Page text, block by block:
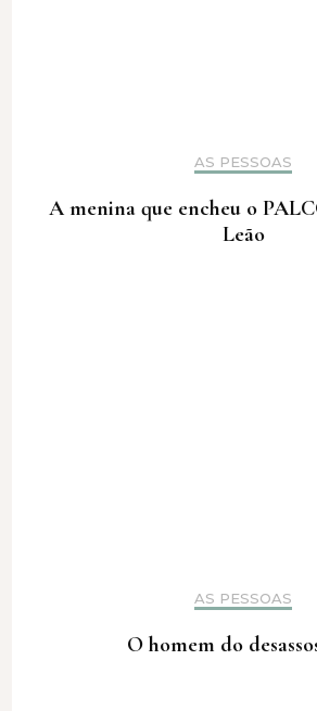
AS PESSOAS
A menina que encheu o
Leão
AS PESSOAS
O homem do